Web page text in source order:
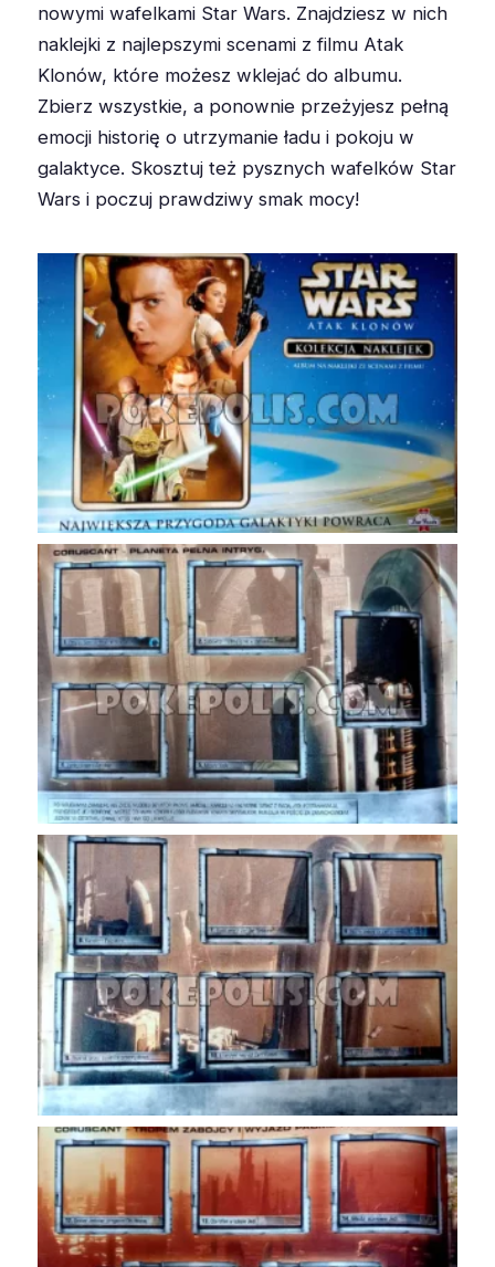
nowymi wafelkami Star Wars. Znajdziesz w nich
naklejki z najlepszymi scenami z filmu Atak
Klonów, które możesz wklejać do albumu.
Zbierz wszystkie, a ponownie przeżyjesz pełną
emocji historię o utrzymanie ładu i pokoju w
galaktyce. Skosztuj też pysznych wafelków Star
Wars i poczuj prawdziwy smak mocy!